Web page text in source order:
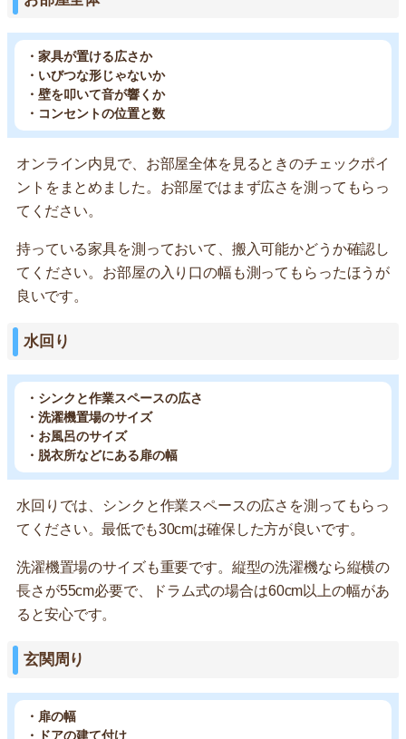
・家具が置ける広さか
・いびつな形じゃないか
・壁を叩いて音が響くか
・コンセントの位置と数
オンライン内見で、お部屋全体を見るときのチェックポイ
ントをまとめました。お部屋ではまず広さを測ってもらっ
てください。
持っている家具を測っておいて、搬入可能かどうか確認し
てください。お部屋の入り口の幅も測ってもらったほうが
良いです。
水回り
・シンクと作業スペースの広さ
・洗濯機置場のサイズ
・お風呂のサイズ
・脱衣所などにある扉の幅
水回りでは、シンクと作業スペースの広さを測ってもらっ
てください。最低でも30cmは確保した方が良いです。
洗濯機置場のサイズも重要です。縦型の洗濯機なら縦横の
長さが55cm必要で、ドラム式の場合は60cm以上の幅があ
ると安心です。
玄関周り
・扉の幅
・ドアの建て付け